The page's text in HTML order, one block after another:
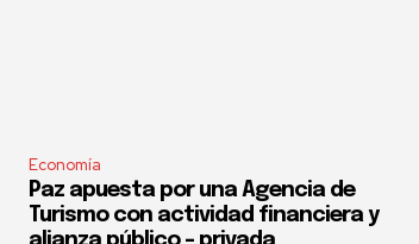
Economía
Paz apuesta por una Agencia de
Turismo con actividad financiera y